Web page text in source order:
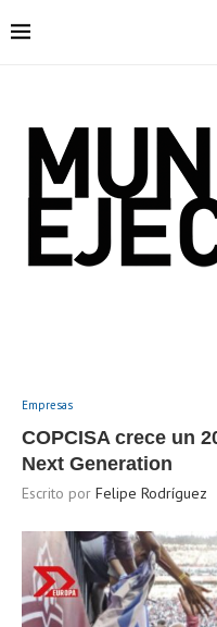
Empresas
COPCISA crece un
Next Generation
Escrito por Felipe Rodríguez